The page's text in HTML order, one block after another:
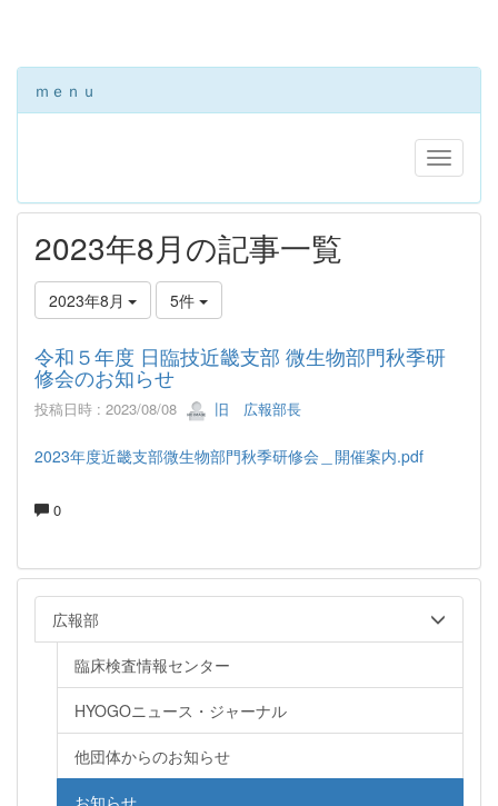
ｍｅｎｕ
2023年8月の記事一覧
2023年8月 5件
令和５年度 日臨技近畿支部 微生物部門秋季研
修会のお知らせ
投稿日時 : 2023/08/08 旧 広報部長
2023年度近畿支部微生物部門秋季研修会＿開催案内.pdf
0
広報部
臨床検査情報センター
HYOGOニュース・ジャーナル
他団体からのお知らせ
お知らせ